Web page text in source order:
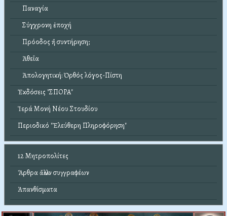
Παναγία
Σύγχρονη ἐποχή
Πρόοδος ἤ συντήρηση;
Ἀθεΐα
Ἀπολογητική: Ὀρθός λόγος-Πίστη
Ἐκδόσεις "ΣΠΟΡΑ"
Ἱερά Μονή Νέου Στουδίου
Περιοδικό "Ἐλεύθερη Πληροφόρηση"
12 Μητροπολίτες
Ἄρθρα ἄλλων συγγραφέων
Ἀπανθίσματα